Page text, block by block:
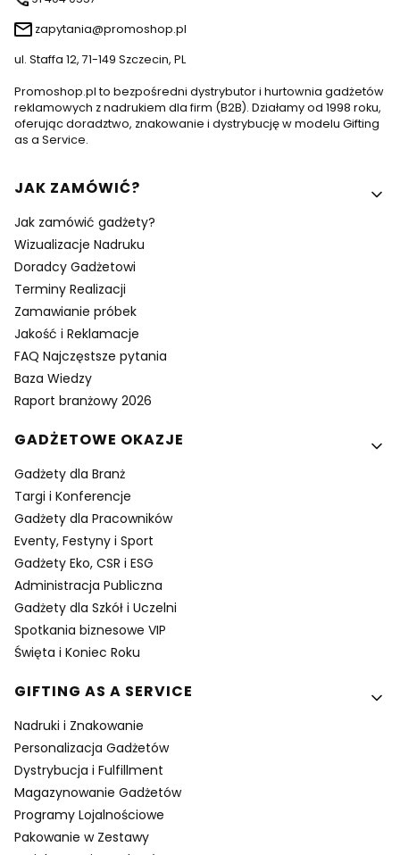
zapytania@promoshop.pl
ul. Staffa 12, 71-149 Szczecin, PL
Promoshop.pl to bezpośredni dystrybutor i hurtownia gadżetów
reklamowych z nadrukiem dla firm (B2B). Działamy od 1998 roku,
oferując doradztwo, znakowanie i dystrybucję w modelu Gifting
as a Service.
Linki w stopce
JAK ZAMÓWIĆ?
Jak zamówić gadżety?
Wizualizacje Nadruku
Doradcy Gadżetowi
Terminy Realizacji
Zamawianie próbek
Jakość i Reklamacje
FAQ Najczęstsze pytania
Baza Wiedzy
Raport branżowy 2026
GADŻETOWE OKAZJE
Gadżety dla Branż
Targi i Konferencje
Gadżety dla Pracowników
Eventy, Festyny i Sport
Gadżety Eko, CSR i ESG
Administracja Publiczna
Gadżety dla Szkół i Uczelni
Spotkania biznesowe VIP
Święta i Koniec Roku
GIFTING AS A SERVICE
Nadruki i Znakowanie
Personalizacja Gadżetów
Dystrybucja i Fulfillment
Magazynowanie Gadżetów
Programy Lojalnościowe
Pakowanie w Zestawy